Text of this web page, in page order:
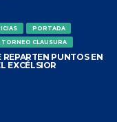
PORTADA
CLAUSURA
REPARTEN PUNTOS EN
EXCÉLSIOR